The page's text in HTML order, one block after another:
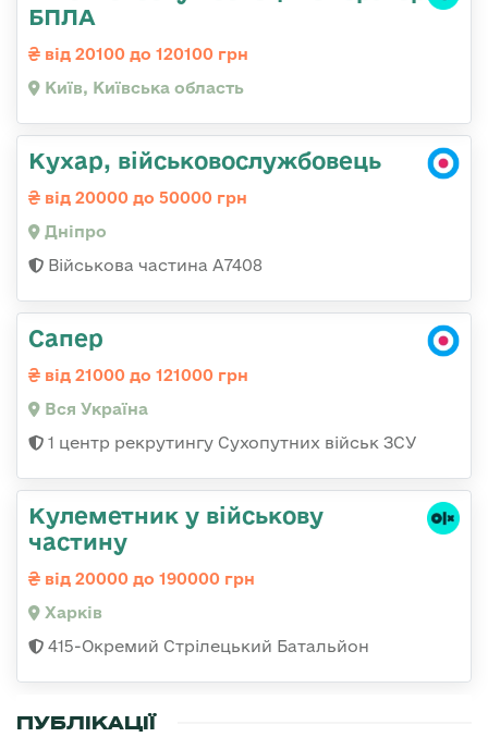
БПЛА
від 20100 до 120100 грн
Київ, Київська область
Кухар, військовослужбовець
від 20000 до 50000 грн
Дніпро
Військова частина А7408
Сапер
від 21000 до 121000 грн
Вся Україна
1 центр рекрутингу Сухопутних військ ЗСУ
Кулеметник у військову
частину
від 20000 до 190000 грн
Харків
415-Окремий Стрілецький Батальйон
ПУБЛІКАЦІЇ